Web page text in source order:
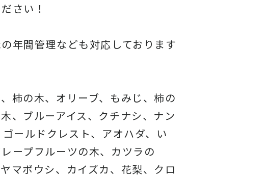
さい！
年間管理なども対応しております
柿の木、オリーブ、もみじ、柿の
、ブルーアイス、クチナシ、ナン
ールドクレスト、アオハダ、い
ープフルーツの木、カツラの
マボウシ、カイズカ、花梨、クロ